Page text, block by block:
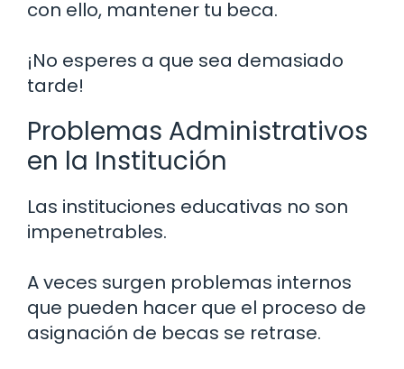
con ello, mantener tu beca.
¡No esperes a que sea demasiado
tarde!
Problemas Administrativos
en la Institución
Las instituciones educativas no son
impenetrables.
A veces surgen problemas internos
que pueden hacer que el proceso de
asignación de becas se retrase.